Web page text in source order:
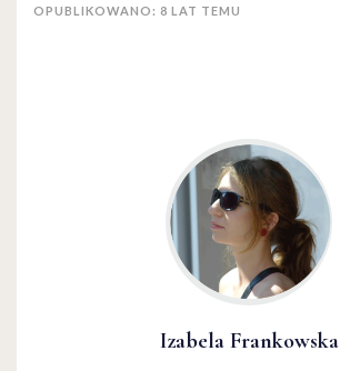
Izabela Frankowska
OPUBLIKOWANO: 8 LAT TEMU